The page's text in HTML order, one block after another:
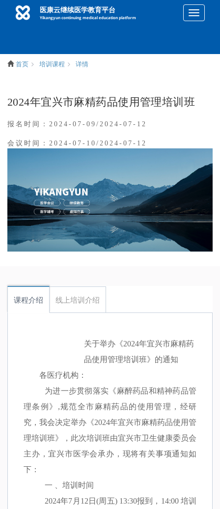
qieh
医康云继续医学教育平台
Yikangyun continuing medical education platform
首页 培训课程 详情
2024年宜兴市麻精药品使用管理培训班
报名时间：2024-07-09/2024-07-12
会议时间：2024-07-10/2024-07-12
课程介绍 线上培训介绍
关于举办《2024年宜兴市麻精药
品使用管理培训班》的通知
各医疗机构：
为进一步贯彻落实《麻醉药品和精神药品管
理条例》 ,规范全市麻精药品的使用管理， 经研
究，我会决定举办 《2024年宜兴市麻精药品使用管
理培训班》，此次培训班由宜兴市卫生健康委员会
主办，宜兴市医学会承办，现将有关事项通知如
下：
一 、培训时间
2024年7 月 12 日(周五)13:30报到， 14:00 培训